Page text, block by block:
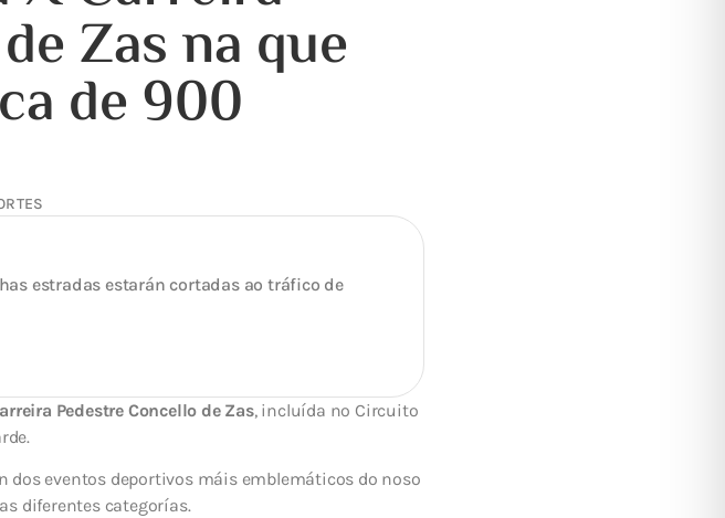
Zas na que
de 900
estradas estarán cortadas ao tráfico de
Pedestre Concello de Zas, incluída no Circuito
dos eventos deportivos máis emblemáticos do noso
diferentes categorías.